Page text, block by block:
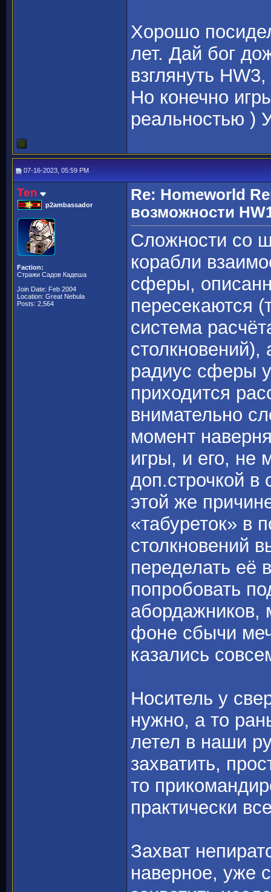
Хорошо
лет. Дай бог
взглянуть
Но конечно
реальностью )
07-16-2023, 05:59 PM
Ten
p2ambassador
Faction:
Стражи Садов Кадеша
Join Date: Feb 2004
Location: Great Nebula
Posts: 2,564
Re: Homeworld
возможности
Сложности со
корабли
сферы,
пересекаются
система
радиус сферы
приходится
внимательно
момент
игры, и его, не
доп.строчкой в
этой же
«табуреток» в
столкновений
переделать её
попробовать
абордажников,
фоне сбычи
казались
Носитель у
нужно, а то
летел в наши
захватить,
то
практически
Захват
наверное, уже